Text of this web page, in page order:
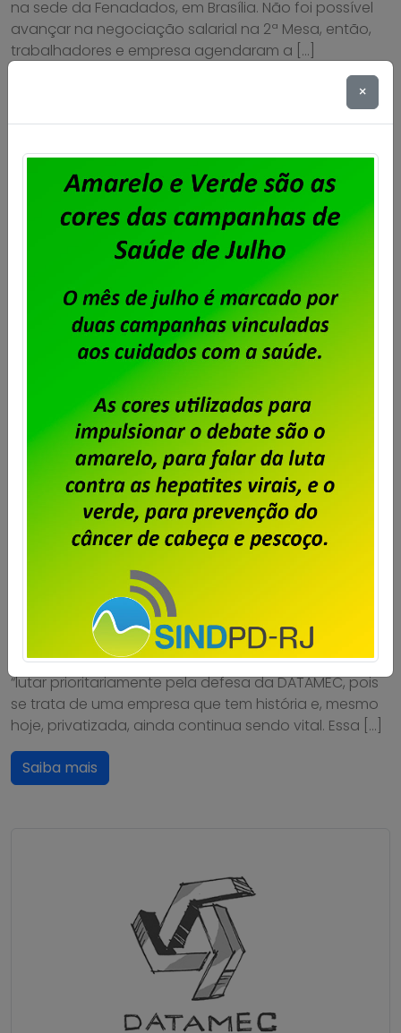
na sede da Fenadados, em Brasília. Não foi possível
avançar na negociação salarial na 2ª Mesa, então,
trabalhadores e empresa agendaram a […]
1ª Mesa de negociação –
Trabalhadores reafirmam
disposição para lutar pela
DATAMEC e pelos empregos
27/04/2011
Na 1ª mesa de negociação da Campanha Salarial
com a Datamec, realizada ontem (26) em São Paulo,
a representação dos trabalhadores reafirmou sua
posição, tirada na última discussão em plenária, de
“lutar prioritariamente pela defesa da DATAMEC, pois
se trata de uma empresa que tem história e, mesmo
hoje, privatizada, ainda continua sendo vital. Essa […]
Saiba mais
×